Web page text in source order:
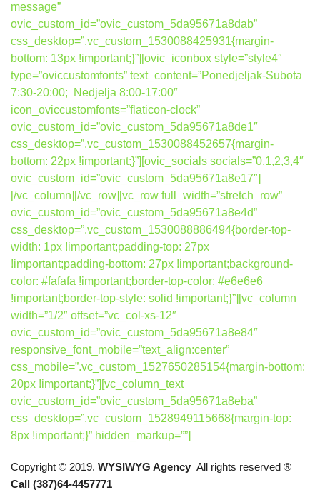
message”
ovic_custom_id=”ovic_custom_5da95671a8dab”
css_desktop=”.vc_custom_1530088425931{margin-
bottom: 13px !important;}”][ovic_iconbox style=”style4″
type=”oviccustomfonts” text_content=”Ponedjeljak-Subota
7:30-20:00; Nedjelja 8:00-17:00″
icon_oviccustomfonts=”flaticon-clock”
ovic_custom_id=”ovic_custom_5da95671a8de1″
css_desktop=”.vc_custom_1530088452657{margin-
bottom: 22px !important;}”][ovic_socials socials=”0,1,2,3,4″
ovic_custom_id=”ovic_custom_5da95671a8e17″]
[/vc_column][/vc_row][vc_row full_width=”stretch_row”
ovic_custom_id=”ovic_custom_5da95671a8e4d”
css_desktop=”.vc_custom_1530088886494{border-top-
width: 1px !important;padding-top: 27px
!important;padding-bottom: 27px !important;background-
color: #fafafa !important;border-top-color: #e6e6e6
!important;border-top-style: solid !important;}”][vc_column
width=”1/2″ offset=”vc_col-xs-12″
ovic_custom_id=”ovic_custom_5da95671a8e84″
responsive_font_mobile=”text_align:center”
css_mobile=”.vc_custom_1527650285154{margin-bottom:
20px !important;}”][vc_column_text
ovic_custom_id=”ovic_custom_5da95671a8eba”
css_desktop=”.vc_custom_1528949115668{margin-top:
8px !important;}” hidden_markup=””]
Copyright © 2019. WYSIWYG Agency All rights reserved ®
Call (387)64-4457771